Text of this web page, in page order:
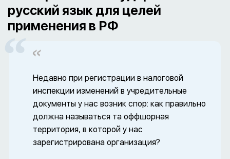
русский язык для целей
применения в РФ
Недавно при регистрации в налоговой
инспекции изменений в учредительные
документы у нас возник спор: как правильно
должна называться та оффшорная
территория, в которой у нас
зарегистрирована организация?